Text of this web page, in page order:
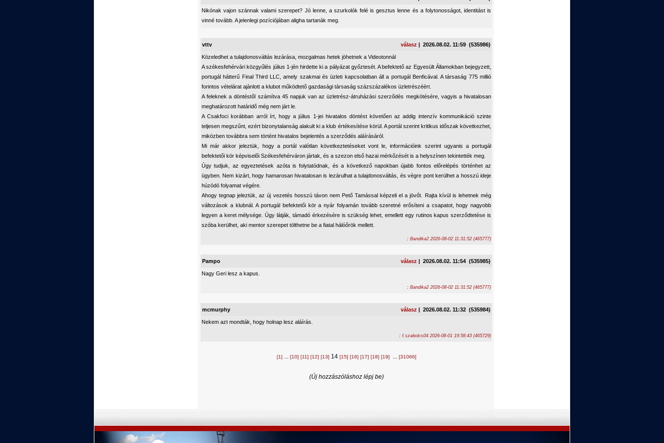
Nikónak vajon szánnak valami szerepet? Jó lenne, a szurkolók felé is gesztus lenne és a folytonosságot, identitást is
vinné tovább. A jelenlegi pozíciójában aligha tartanák meg.
vttv válasz | 2026.08.02. 11:59 (535986)
Közeledhet a tulajdonosváltás lezárása, mozgalmas hetek jöhetnek a Videotonnál
A székesfehérvári közgyűlés július 1-jén hirdette ki a pályázat győztesét. A befektető az Egyesült Államokban bejegyzett,
portugál hátterű Final Third LLC, amely szakmai és üzleti kapcsolatban áll a portugál Benficával. A társaság 775 millió
forintos vételárat ajánlott a klubot működtető gazdasági társaság százszázalékos üzletrészéért.
A feleknek a döntéstől számítva 45 napjuk van az üzletrész-átruházási szerződés megkötésére, vagyis a hivatalosan
meghatározott határidő még nem járt le.
A Csakfoci korábban arról írt, hogy a július 1-jei hivatalos döntést követően az addig intenzív kommunikáció szinte
teljesen megszűnt, ezért bizonytalanság alakult ki a klub értékesítése körül. A portál szerint kritikus időszak következhet,
miközben továbbra sem történt hivatalos bejelentés a szerződés aláírásáról.
Mi már akkor jeleztük, hogy a portál valótlan következtetéseket vont le, információink szerint ugyanis a portugál
befektetői kör képviselői Székesfehérváron jártak, és a szezon első hazai mérkőzését is a helyszínen tekintették meg.
Úgy tudjuk, az egyeztetések azóta is folytatódnak, és a következő napokban újabb fontos előrelépés történhet az
ügyben. Nem kizárt, hogy hamarosan hivatalosan is lezárulhat a tulajdonosváltás, és végre pont kerülhet a hosszú ideje
húzódó folyamat végére.
Ahogy tegnap jeleztük, az új vezetés hosszú távon nem Pető Tamással képzeli el a jövőt. Rajta kívül is lehetnek még
változások a klubnál. A portugál befektetői kör a nyár folyamán tovább szeretné erősíteni a csapatot, hogy nagyobb
legyen a keret mélysége. Úgy látják, támadó érkezésére is szükség lehet, emellett egy rutinos kapus szerződtetése is
szóba kerülhet, aki mentor szerepet tölthetne be a fiatal hálóőrök mellett.
: Bandika2 2026-08-02 11:31:52 (465777)
Pampo válasz | 2026.08.02. 11:54 (535985)
Nagy Geri lesz a kapus.
: Bandika2 2026-08-02 11:31:52 (465777)
mcmurphy válasz | 2026.08.02. 11:32 (535984)
Nekem azt mondták, hogy holnap lesz aláírás.
: f.szabolcs04 2026-08-01 19:58:43 (465729)
[1] ... [10] [11] [12] [13] 14 [15] [16] [17] [18] [19] ... [31066]
(Új hozzászóláshoz lépj be)